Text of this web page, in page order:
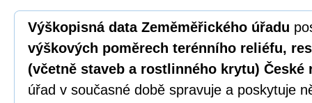
Výškopisná data Zeměměřického úřadu
výškových poměrech terénního reliéfu,
(včetně staveb a rostlinného krytu) České
úřad v současné době spravuje a poskytuje